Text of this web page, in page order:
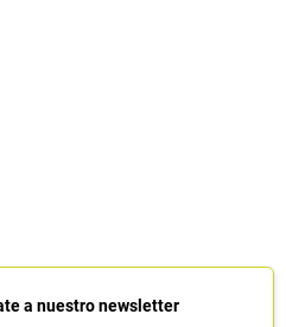
a nuestro newsletter